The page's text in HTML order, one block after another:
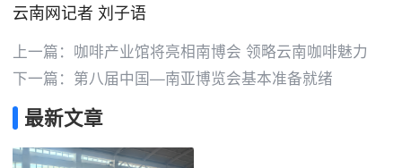
云南网记者 刘子语
上一篇： 咖啡产业馆将亮相南博会 领略云南咖啡魅力
下一篇： 第八届中国—南亚博览会基本准备就绪
最新文章